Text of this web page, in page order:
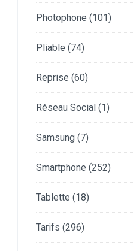
Photophone (101)
Pliable (74)
Reprise (60)
Réseau Social (1)
Samsung (7)
Smartphone (252)
Tablette (18)
Tarifs (296)